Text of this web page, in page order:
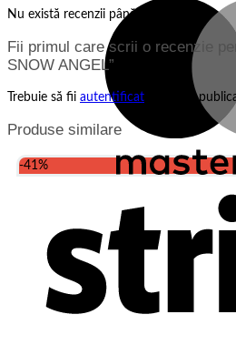
Nu există recenzii până acum.
Fii primul care scrii o recenzie
SNOW ANGEL”
Trebuie să fii autentificat pentru a
Produse similare
-41%